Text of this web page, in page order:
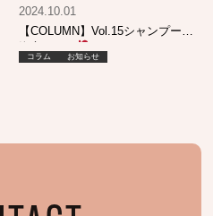
【COLUMN】Vol.15シャンプーが
泡立たない
2024.10.01
コラム お知らせ